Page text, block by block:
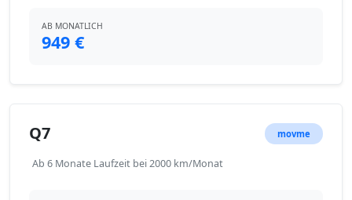
AB MONATLICH
949 €
Q7 movme
Ab 6 Monate Laufzeit bei 2000 km/Monat